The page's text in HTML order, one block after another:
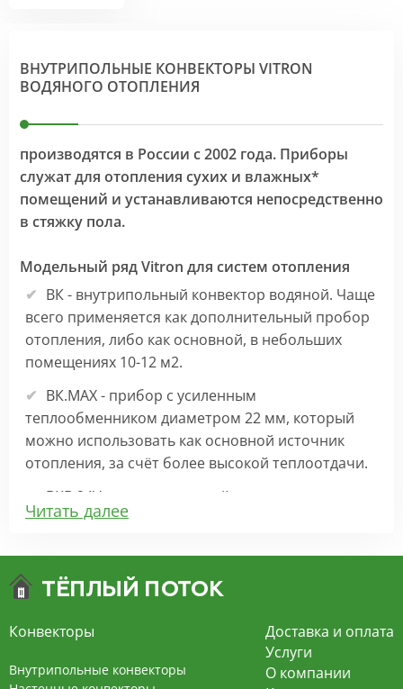
ВНУТРИПОЛЬНЫЕ КОНВЕКТОРЫ VITRON
ВОДЯНОГО ОТОПЛЕНИЯ
производятся в России с 2002 года. Приборы
служат для отопления сухих и влажных*
помещений и устанавливаются непосредственно
в стяжку пола.
Модельный ряд Vitron для систем отопления
ВК - внутрипольный конвектор водяной. Чаще
всего применяется как дополнительный пробор
отопления, либо как основной, в небольших
помещениях 10-12 м2.
ВК.МАХ - прибор с усиленным
теплообменником диаметром 22 мм, который
можно использовать как основной источник
отопления, за счёт более высокой теплоотдачи.
ВКВ 24V – внутрипольный конвектор
отопления с вентилятором на 24В подходит для
экономит электроэнергию и бесшумно работает.
конвекцией на 220В. За счет тангенциального
вентилятора создает принудительную
Читать далее
Конвекторы
Внутрипольные конвекторы
Доставка и оплата
Услуги
О компании